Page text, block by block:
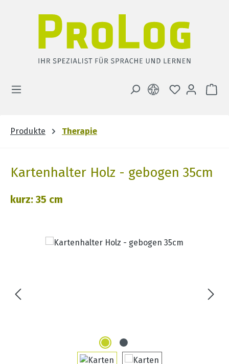
DU HAST 0
Produkte Therapie
Kartenhalter Holz - gebogen 35cm
kurz: 35 cm
Bildergalerie überspringen